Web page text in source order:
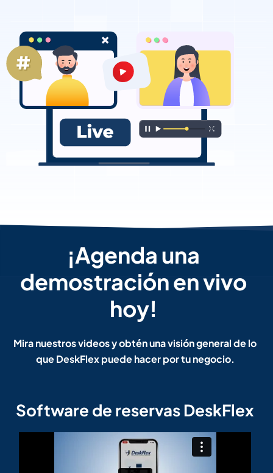
¡Agenda una
demostración en vivo
hoy!
Mira nuestros videos y obtén una visión general de lo
que DeskFlex puede hacer por tu negocio.
Software de reservas DeskFlex